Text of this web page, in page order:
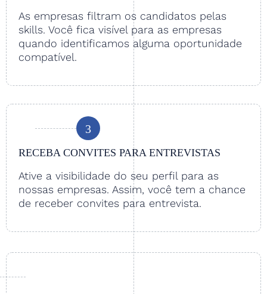
As empresas filtram os candidatos pelas
skills. Você fica visível para as empresas
quando identificamos alguma oportunidade
compatível.
3
RECEBA CONVITES PARA ENTREVISTAS
Ative a visibilidade do seu perfil para as
nossas empresas. Assim, você tem a chance
de receber convites para entrevista.